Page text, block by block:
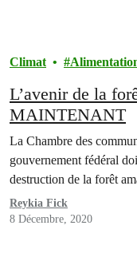
Climat
L’avenir de la
MAINTENANT
La Chambre des
gouvernement fédéral
destruction de la forêt
Reykia Fick
8 Décembre, 2020